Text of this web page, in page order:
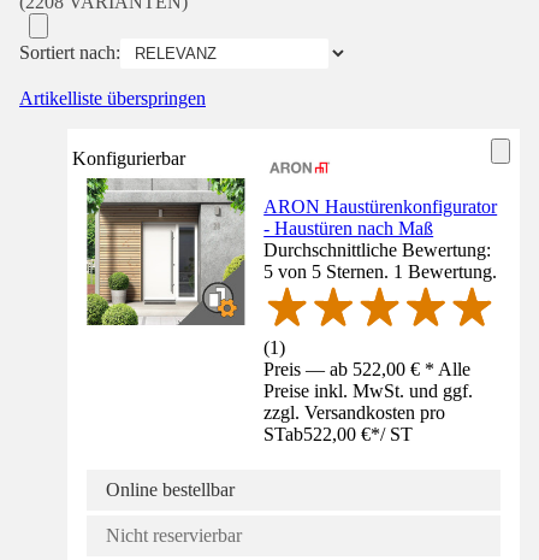
Sortiert nach:
Artikelliste überspringen
Konfigurierbar
ARON Haustürenkonfigurator
- Haustüren nach Maß
Durchschnittliche Bewertung:
5 von 5 Sternen. 1 Bewertung.
(1)
Preis — ab 522,00 € * Alle
Preise inkl. MwSt. und ggf.
zzgl. Versandkosten pro
STab522,00 €*/ ST
Online bestellbar
Nicht reservierbar